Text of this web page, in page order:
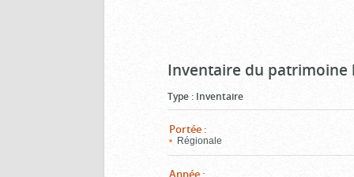
Inventaire du patrimoine
Type : Inventaire
Portée :
Régionale